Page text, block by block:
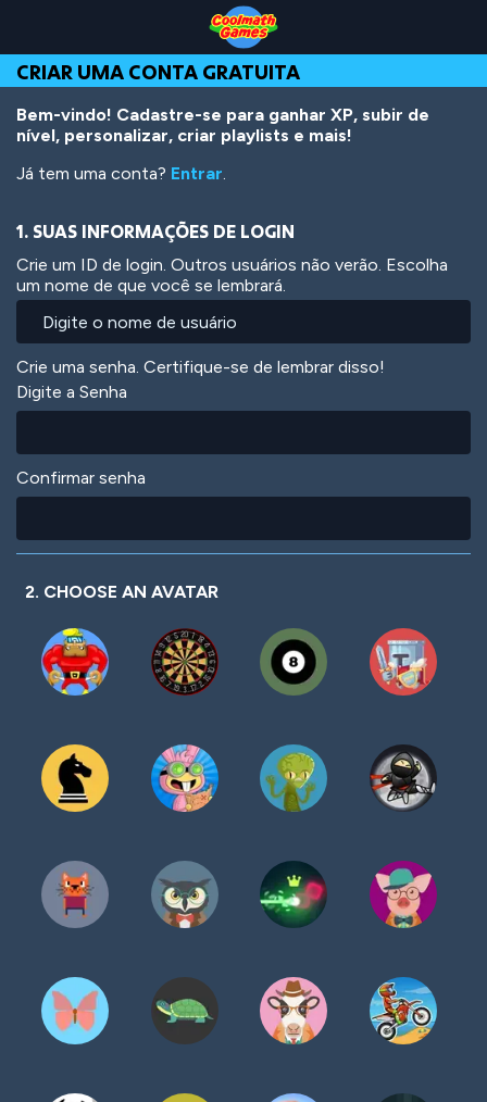
Top
of
Page
Navigation
Main
Content
Footer
o
conteúdo
principal
CRIAR UMA CONTA GRATUITA
Bem-vindo! Cadastre-se para ganhar XP, subir de
nível, personalizar, criar playlists e mais!
Já tem uma conta? Entrar.
1. SUAS INFORMAÇÕES DE LOGIN
Crie um ID de login. Outros usuários não verão. Escolha
um nome de que você se lembrará.
Crie uma senha. Certifique-se de lembrar disso!
Digite a Senha
Confirmar senha
2. CHOOSE AN AVATAR